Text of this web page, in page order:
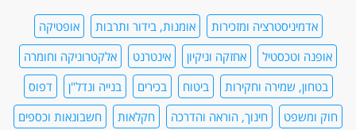
אדמיניסטרציה ומזכירות אומנות, בידור ותרבות
אופטיקה
אופנה וטכסטיל
אחזקה וניקיון אינטרנט
אלקטרוניקה וחומרה
בטחון, שמירה וחקירות
ביטוח בכירים בנייה ונדל"ן
דפוס
חוק ומשפט
חינוך, הוראה והדרכה חקלאות
חשבונאות וכספים